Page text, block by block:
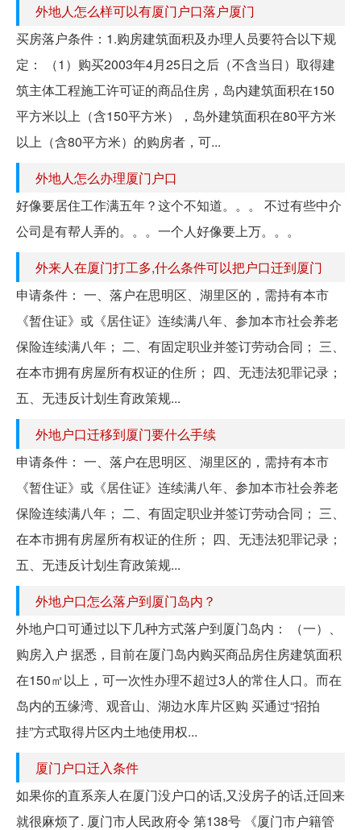
外地人怎么样可以有厦门户口落户厦门
买房落户条件：1.购房建筑面积及办理人员要符合以下规
定： （1）购买2003年4月25日之后（不含当日）取得建
筑主体工程施工许可证的商品住房，岛内建筑面积在150
平方米以上（含150平方米），岛外建筑面积在80平方米
以上（含80平方米）的购房者，可...
外地人怎么办理厦门户口
好像要居住工作满五年？这个不知道。。。 不过有些中介
公司是有帮人弄的。。。一个人好像要上万。。。
外来人在厦门打工多,什么条件可以把户口迁到厦门
申请条件： 一、落户在思明区、湖里区的，需持有本市
《暂住证》或《居住证》连续满八年、参加本市社会养老
保险连续满八年； 二、有固定职业并签订劳动合同； 三、
在本市拥有房屋所有权证的住所； 四、无违法犯罪记录；
五、无违反计划生育政策规...
外地户口迁移到厦门要什么手续
申请条件： 一、落户在思明区、湖里区的，需持有本市
《暂住证》或《居住证》连续满八年、参加本市社会养老
保险连续满八年； 二、有固定职业并签订劳动合同； 三、
在本市拥有房屋所有权证的住所； 四、无违法犯罪记录；
五、无违反计划生育政策规...
外地户口怎么落户到厦门岛内？
外地户口可通过以下几种方式落户到厦门岛内： （一）、
购房入户 据悉，目前在厦门岛内购买商品房住房建筑面积
在150㎡以上，可一次性办理不超过3人的常住人口。而在
岛内的五缘湾、观音山、湖边水库片区购 买通过“招拍
挂”方式取得片区内土地使用权...
厦门户口迁入条件
如果你的直系亲人在厦门没户口的话,又没房子的话,迁回来
就很麻烦了. 厦门市人民政府令 第138号 《厦门市户籍管